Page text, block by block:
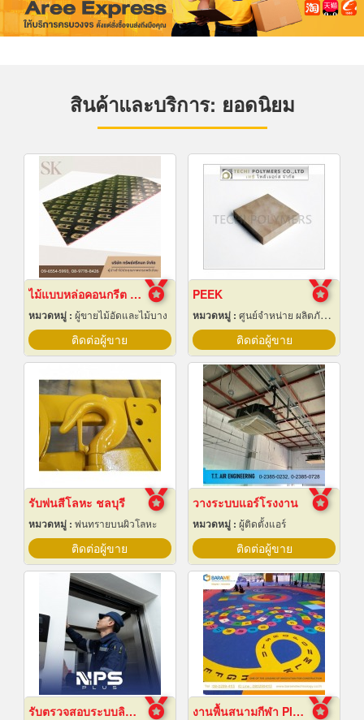
สินค้าและบริการ: ยอดนิยม
ไม้แบบหล่อคอนกรีต ไม้แบบเทปูน
หมวดหมู่ : ผู้ขายไม้อัดและไม้บาง
ติดต่อผู้ขาย
PEEK
หมวดหมู่ : ศูนย์จำหน่าย ผลิตภัณฑ์พลาสติกชนิดแท่ง ท่อ แผ่นและสาย
ติดต่อผู้ขาย
รับพ่นสีโลหะ ชลบุรี
หมวดหมู่ : พ่นทรายบนผิวโลหะ
ติดต่อผู้ขาย
วางระบบแอร์โรงงาน
หมวดหมู่ : ผู้ติดตั้งแอร์
ติดต่อผู้ขาย
รับตรวจสอบระบบลิฟต์ ซ่อมบำรุงรักษา Maintenance งานพื้นสนามกีฬา Play Ground EPDM สนามเด็กเล่น